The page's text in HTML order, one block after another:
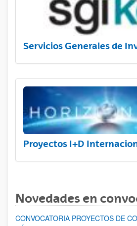
Servicios Generales de
Proyectos I+D
Novedades en
CONVOCATORIA PROYECTOS DE